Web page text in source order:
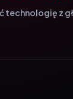
technologię z